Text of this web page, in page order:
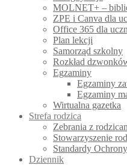
MOLNET+ –
ZPE i Canva dla
Office 365 dla
Plan lekcji
Samorząd szkolny
Rozkład
Egzaminy
Egzaminy
Egzaminy
Wirtualna gazetka
Strefa rodzica
Zebrania z
Stowarzyszenie
Standardy
Dziennik